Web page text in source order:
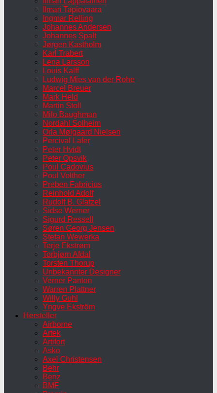
Ilmari Tapiovaara
Ingmar Relling
Johannes Andersen
Johannes Spalt
Jørgen Kastholm
Karl Trabert
Lena Larsson
Louis Kalff
Ludwig Mies van der Rohe
Marcel Breuer
Mark Held
Martin Stoll
Milo Baughman
Nordahl Solheim
Orla Mølgaard Nielsen
Percival Lafer
Peter Hvidt
Peter Opsvik
Poul Cadovius
Poul Volther
Preben Fabricius
Reinhold Adolf
Rudolf B. Glatzel
Sidse Werner
Sigurd Ressell
Søren Georg Jensen
Stefan Wewerka
Terje Ekstrøm
Torbjørn Afdal
Torsten Thorup
Unbekannter Designer
Verner Panton
Warren Plattner
Willy Guhl
Yngve Ekström
Hersteller
Airborne
Artek
Artifort
Asko
Axel Christensen
Behr
Benz
BMF